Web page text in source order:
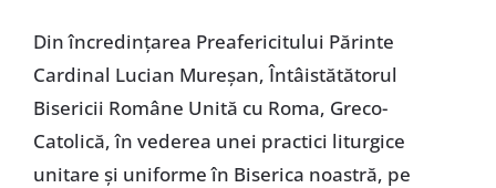
Din încredințarea Preafericitului Părinte
Cardinal Lucian Mureșan, Întâistătătorul
Bisericii Române Unită cu Roma, Greco-
Catolică, în vederea unei practici liturgice
unitare și uniforme în Biserica noastră, pe